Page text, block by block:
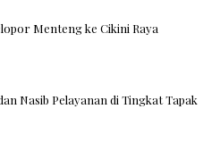
Menteng ke Cikini Raya
Nasib Pelayanan di Tingkat Tapak